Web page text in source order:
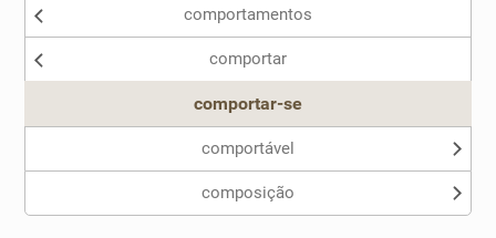
Nenhum dos sinônimos apresentados me ajudou
comportamentos
comportar
comportar-se
comportável
composição